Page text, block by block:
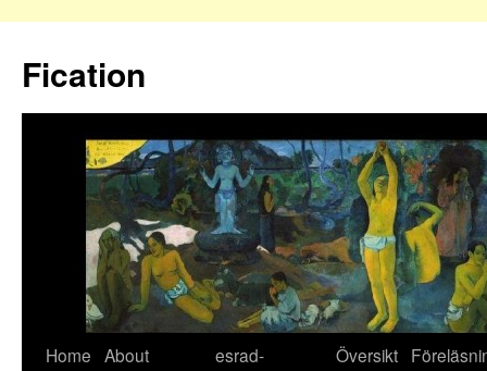
Fication
Home About
esrad-
Översikt